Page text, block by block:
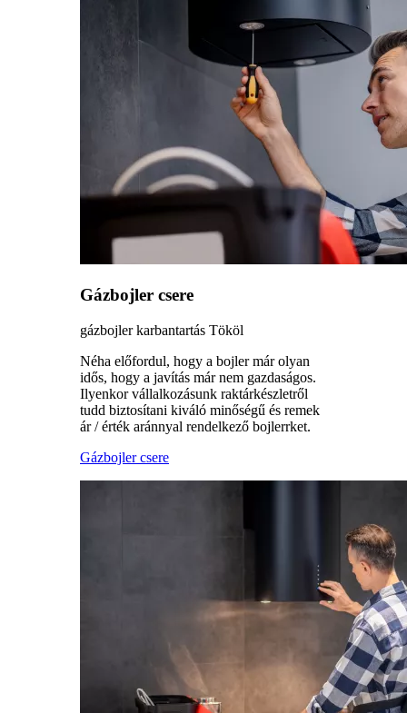
Gázbojler csere
gázbojler karbantartás Tököl
Néha előfordul, hogy a bojler már olyan
idős, hogy a javítás már nem gazdaságos.
Ilyenkor vállalkozásunk raktárkészletről
tudd biztosítani kiváló minőségű és remek
ár / érték aránnyal rendelkező bojlerrket.
Gázbojler csere